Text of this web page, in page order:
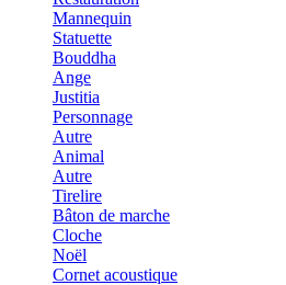
Mannequin
Statuette
Bouddha
Ange
Justitia
Personnage
Autre
Animal
Autre
Tirelire
Bâton de marche
Cloche
Noël
Cornet acoustique